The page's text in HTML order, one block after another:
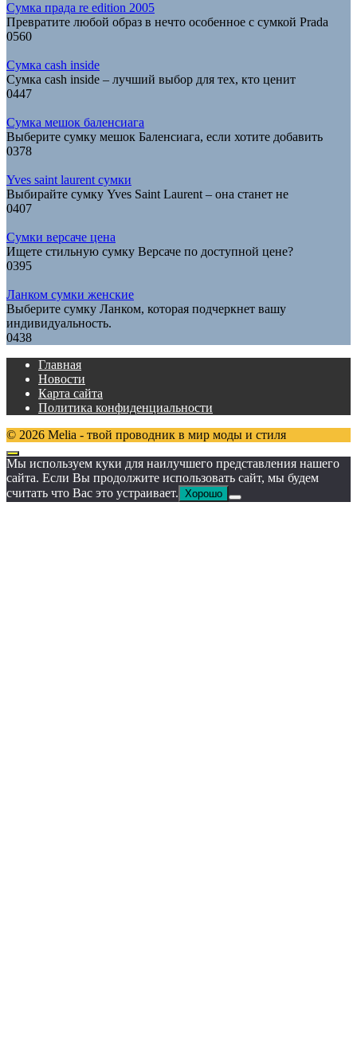
Сумка прада re edition 2005
Превратите любой образ в нечто особенное с сумкой Prada
0560
Сумка cash inside
Сумка cash inside – лучший выбор для тех, кто ценит
0447
Сумка мешок баленсиага
Выберите сумку мешок Баленсиага, если хотите добавить
0378
Yves saint laurent сумки
Выбирайте сумку Yves Saint Laurent – она станет не
0407
Сумки версаче цена
Ищете стильную сумку Версаче по доступной цене?
0395
Ланком сумки женские
Выберите сумку Ланком, которая подчеркнет вашу
индивидуальность.
0438
Главная
Новости
Карта сайта
Политика конфиденциальности
© 2026 Melia - твой проводник в мир моды и стиля
Мы используем куки для наилучшего представления нашего
сайта. Если Вы продолжите использовать сайт, мы будем
считать что Вас это устраивает. Хорошо